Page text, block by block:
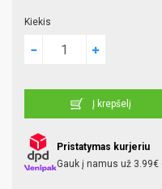
Kiekis
Į krepšelį
Pristatymas kurjeriu
Gauk į namus už